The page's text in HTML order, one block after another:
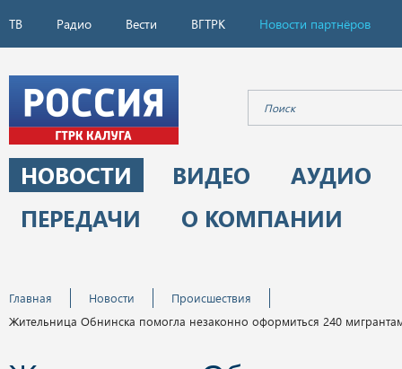
ТВ Радио Вести ВГТРК Новости партнёров
НОВОСТИ ВИДЕО
АУДИО
ПЕРЕДАЧИ
О КОМПАНИИ
Главная Новости
Происшествия
Жительница Обнинска помогла незаконно оформиться 240